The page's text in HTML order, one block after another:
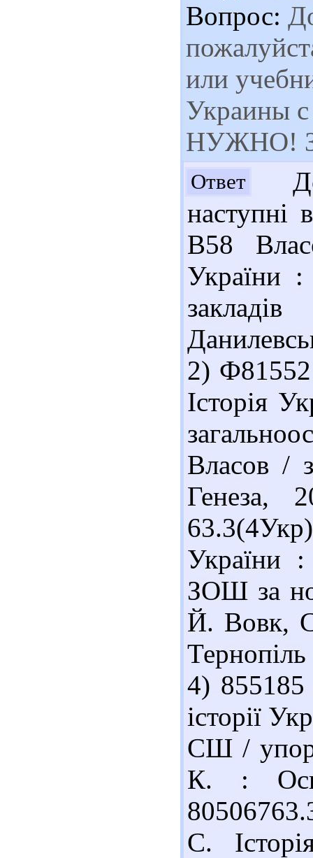
Вопрос:
или
Украины
НУЖНО!
Ответ
наступні
В58
України
2)
Історія
Власов
Генеза,
України
ЗОШ за
Й. Вовк,
4) 855185
історії
СШ /
К. :
С.